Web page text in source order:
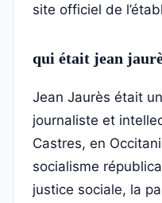
site officiel de
qui était jean
Jean Jaurès était
journaliste et
Castres, en
socialisme
justice sociale, la